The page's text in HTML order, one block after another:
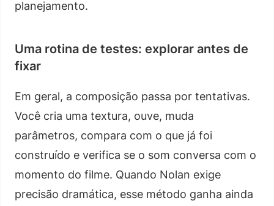
planejamento.
Uma rotina de testes: explorar antes de
fixar
Em geral, a composição passa por tentativas.
Você cria uma textura, ouve, muda
parâmetros, compara com o que já foi
construído e verifica se o som conversa com o
momento do filme. Quando Nolan exige
precisão dramática, esse método ganha ainda